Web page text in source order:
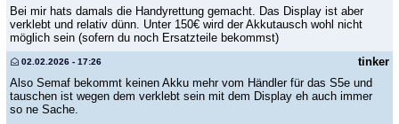
Bei mir hats damals die Handyrettung gemacht. Das Display ist aber
verklebt und relativ dünn. Unter 150€ wird der Akkutausch wohl nicht
möglich sein (sofern du noch Ersatzteile bekommst)
tinker
02.02.2026 - 17:26
Also Semaf bekommt keinen Akku mehr vom Händler für das S5e und
tauschen ist wegen dem verklebt sein mit dem Display eh auch immer
so ne Sache.